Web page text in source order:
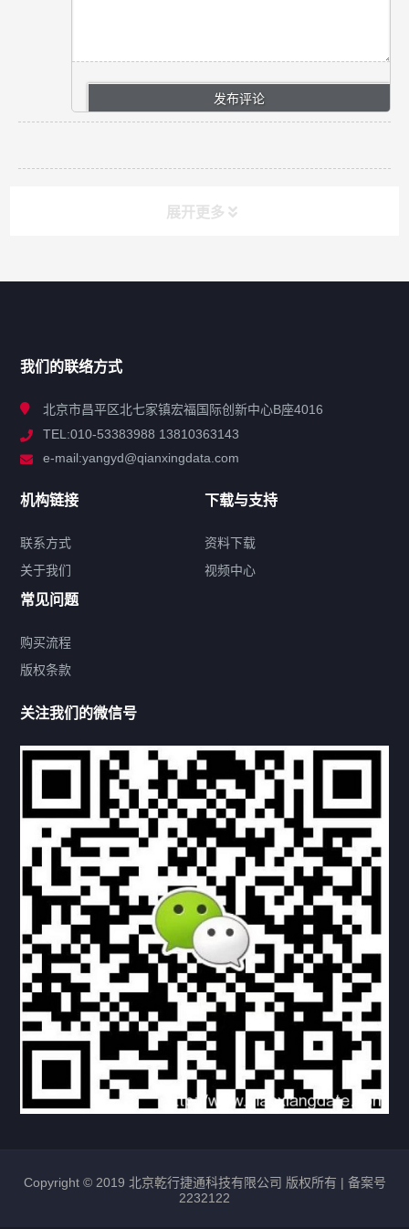
展开更多
解决方案
联系方式
热门标签
机构链接
联系方式 关于我们
下载与支持
资料下载 视频中心
常见问题
购买流程 版权条款
北京乾行捷通荣获阿里巴巴国际站多项年度荣誉，持续引
领ICT与AI行业发展
2025/12/22 525 新闻中心 信创服务器国产服务器
唯一非北美厂商！华为入选2024年Gartner®企业网络技
我们的联络方式
北京市昌平区北七家镇宏福国际创新中心B座4016
TEL:010-53383988 13810363143
e-mail:yangyd@qianxingdata.com
机构链接
联系方式
关于我们
下载与支持
资料下载
视频中心
常见问题
购买流程
版权条款
关注我们的微信号
Copyright © 2019 北京乾行捷通科技有限公司 版权所有 | 备案号
2232122